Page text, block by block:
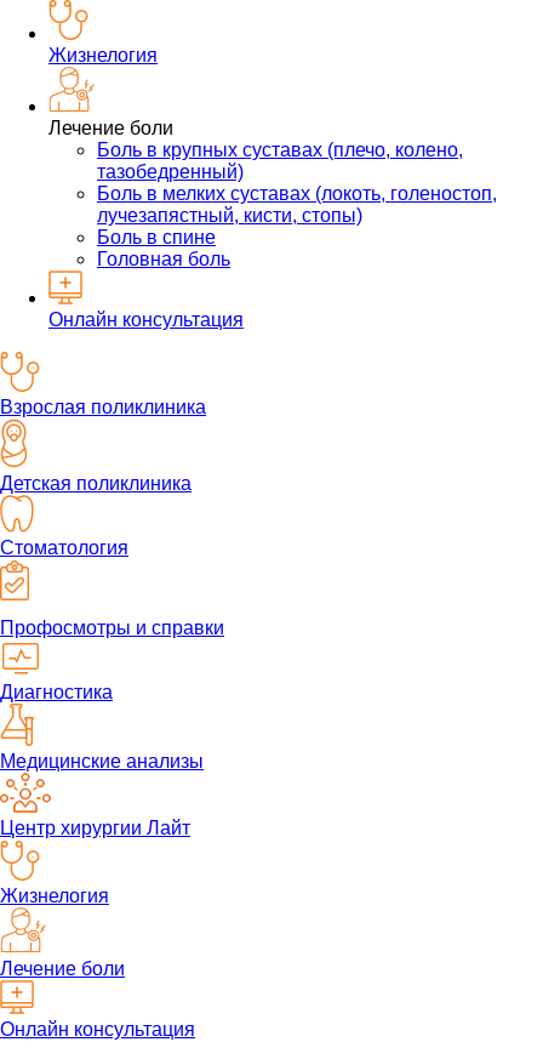
Жизнелогия
Лечение боли
Боль в крупных суставах (плечо, колено,
тазобедренный)
Боль в мелких суставах (локоть, голеностоп,
лучезапястный, кисти, стопы)
Боль в спине
Головная боль
Онлайн консультация
Взрослая поликлиника
Детская поликлиника
Стоматология
Профосмотры и справки
Диагностика
Медицинские анализы
Центр хирургии Лайт
Жизнелогия
Лечение боли
Онлайн консультация